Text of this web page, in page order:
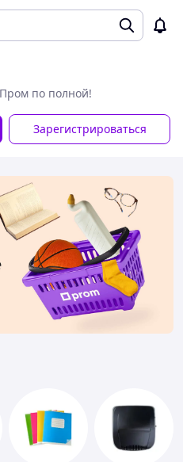
по полной!
Зарегистрироваться